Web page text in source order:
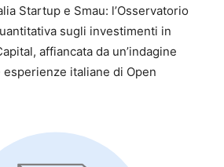
Startup e Smau: l’Osservatorio
sugli investimenti in
affiancata da un’indagine
italiane di Open